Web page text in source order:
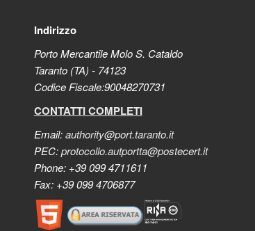
Indirizzo
Porto Mercantile Molo S. Cataldo
Taranto (TA) - 74123
Codice Fiscale:90048270731
CONTATTI COMPLETI
Email:authority@port.taranto.it
PEC:protocollo.autportta@postecert.it
Phone: +39 099 4711611
Fax: +39 099 4706877